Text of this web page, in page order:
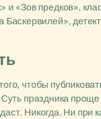
«Зов предков»,
чтобы
праздника
Никогда. Ни при